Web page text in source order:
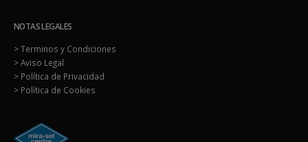
NOTAS LEGALES
> Terminos y Condiciones
> Aviso Legal
> Política de Privacidad
> Política de Cookies